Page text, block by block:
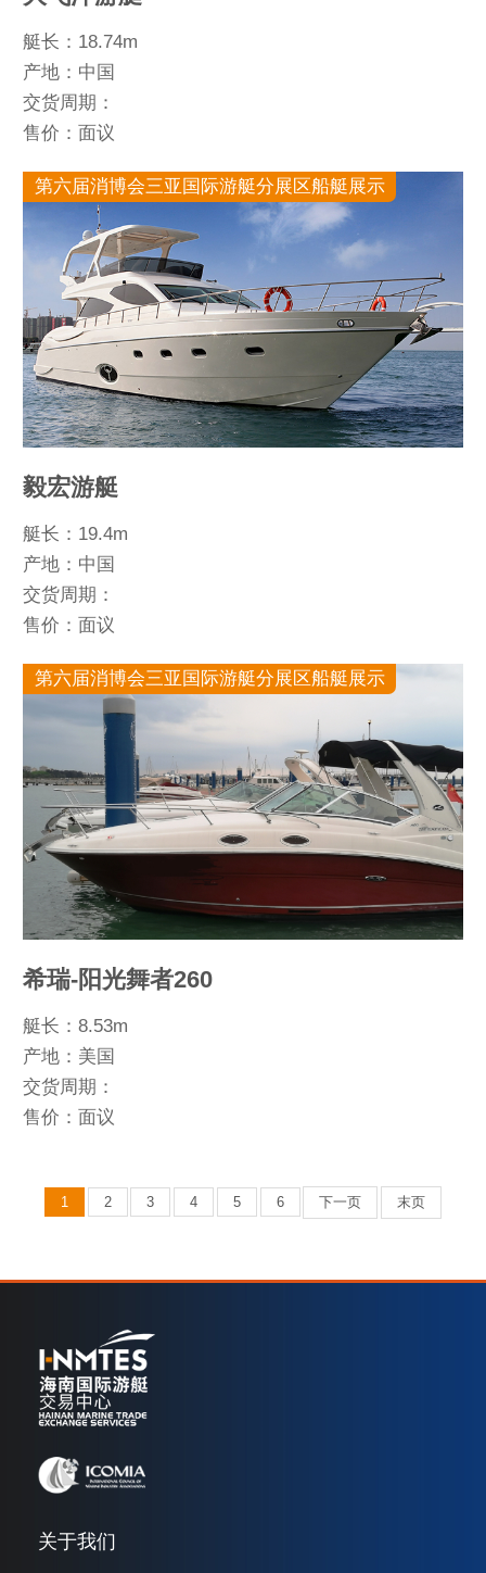
艇长：18.74m
产地：中国
交货周期：
售价：面议
第六届消博会三亚国际游艇分展区船艇展示
毅宏游艇
艇长：19.4m
产地：中国
交货周期：
售价：面议
第六届消博会三亚国际游艇分展区船艇展示
希瑞-阳光舞者260
艇长：8.53m
产地：美国
交货周期：
售价：面议
1 2 3 4 5 6 下一页 末页
关于我们